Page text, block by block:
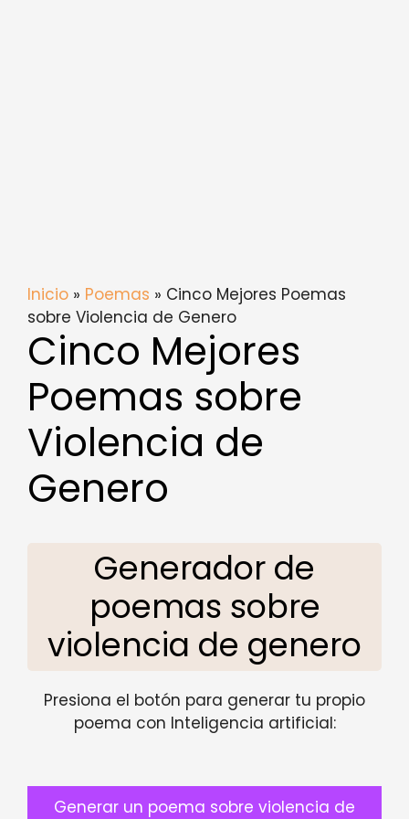
Inicio » Poemas » Cinco Mejores Poemas
sobre Violencia de Genero
Cinco Mejores
Poemas sobre
Violencia de
Genero
Generador de
poemas sobre
violencia de genero
Presiona el botón para generar tu propio
poema con Inteligencia artificial:
Generar un poema sobre violencia de